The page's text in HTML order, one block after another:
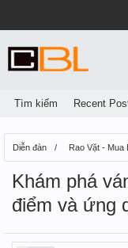
Diễn đàn Rao Vặt - Mua
Khám phá
điểm và ứng
Tìm kiếm Recent